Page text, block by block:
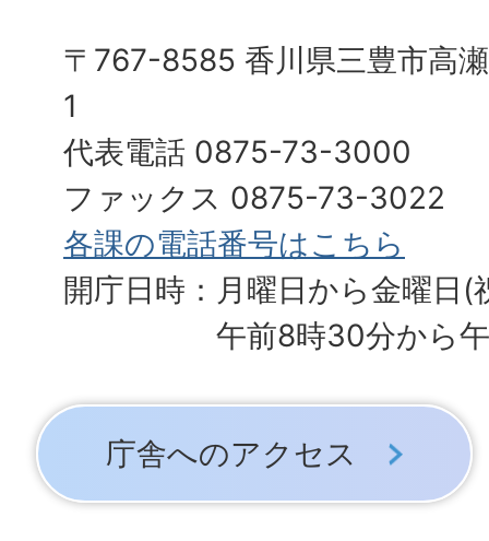
〒767-8585 香川県三豊市高
1
代表電話 0875-73-3000
ファックス 0875-73-3022
各課の電話番号はこちら
開庁日時：月曜日から金曜日(
午前8時30分から
庁舎へのアクセス